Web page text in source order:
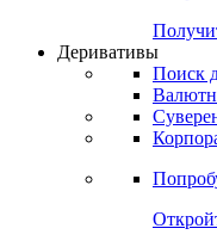
Деривативы
Поиск